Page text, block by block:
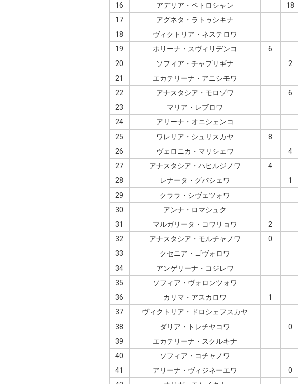
16
アデリア・ペトロシャン 18
17
アグネタ・ラトゥシキナ
18
ヴィクトリア・ネステロワ
19
ポリーナ・スヴィリデンコ 6
20
ソフィア・チャプリギナ 2
21
エカテリーナ・アニシモワ
22
アナスタシア・モロゾワ 6
23
マリア・レブロワ
24
アリーナ・オニシェンコ
25
ワレリア・シュリスカヤ 8
26
ヴェロニカ・マリシェワ 4
27
アナスタシア・ハヒルジノワ 4
28
レナータ・グバシェワ 1
29
クララ・シヴェツォワ
30
アンナ・ロマシュク
31
マルガリータ・コワリョワ 2
32
アナスタシア・モルチャノワ 0
33
クセニア・ゴヴォロワ
34
アンゲリーナ・コジレワ
35
ソフィア・ヴォロンツォワ
36
カリマ・アスカロワ 1
37
ヴィクトリア・ドロシェフスカヤ
38
ダリア・トレチヤコワ 0
39
エカテリーナ・スクルキナ
40
ソフィア・コチャノワ
41
アリーナ・ヴィジネーエワ 0